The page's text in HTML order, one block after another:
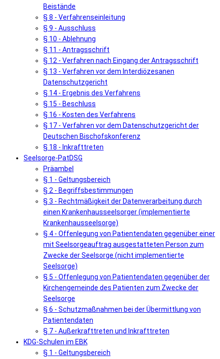
Beistände
§ 8 - Verfahrenseinleitung
§ 9 - Ausschluss
§ 10 - Ablehnung
§ 11 - Antragsschrift
§ 12 - Verfahren nach Eingang der Antragsschrift
§ 13 - Verfahren vor dem Interdiözesanen
Datenschutzgericht
§ 14 - Ergebnis des Verfahrens
§ 15 - Beschluss
§ 16 - Kosten des Verfahrens
§ 17 - Verfahren vor dem Datenschutzgericht der
Deutschen Bischofskonferenz
§ 18 - Inkrafttreten
Seelsorge-PatDSG
Präambel
§ 1 - Geltungsbereich
§ 2 - Begriffsbestimmungen
§ 3 - Rechtmäßigkeit der Datenverarbeitung durch
einen Krankenhausseelsorger (implementierte
Krankenhausseelsorge)
§ 4 - Offenlegung von Patientendaten gegenüber einer
mit Seelsorgeauftrag ausgestatteten Person zum
Zwecke der Seelsorge (nicht implementierte
Seelsorge)
§ 5 - Offenlegung von Patientendaten gegenüber der
Kirchengemeinde des Patienten zum Zwecke der
Seelsorge
§ 6 - Schutzmaßnahmen bei der Übermittlung von
Patientendaten
§ 7 - Außerkrafttreten und Inkrafttreten
KDG-Schulen im EBK
§ 1 - Geltungsbereich